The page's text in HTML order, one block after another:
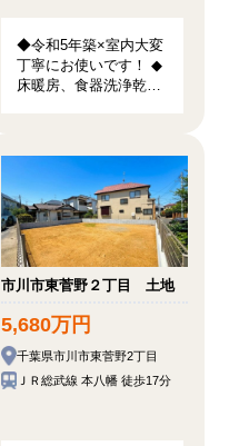
◆令和5年築×室内大変
丁寧にお使いです！ ◆
床暖房、食器洗浄乾燥
ダイレクトアクセス♪
市川市東菅野２丁目 土地
5,680万円
千葉県市川市東菅野2丁目
ＪＲ総武線 本八幡 徒歩17分